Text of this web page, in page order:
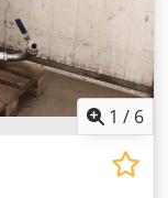
1 / 6